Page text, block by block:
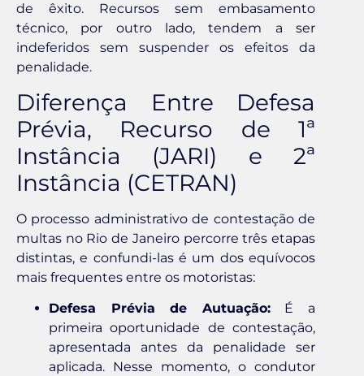
de êxito. Recursos sem embasamento
técnico, por outro lado, tendem a ser
indeferidos sem suspender os efeitos da
penalidade.
Diferença Entre Defesa
Prévia, Recurso de 1ª
Instância (JARI) e 2ª
Instância (CETRAN)
O processo administrativo de contestação de
multas no Rio de Janeiro percorre três etapas
distintas, e confundi-las é um dos equívocos
mais frequentes entre os motoristas:
Defesa Prévia de Autuação:É a
primeira oportunidade de contestação,
apresentada antes da penalidade ser
aplicada. Nesse momento, o condutor